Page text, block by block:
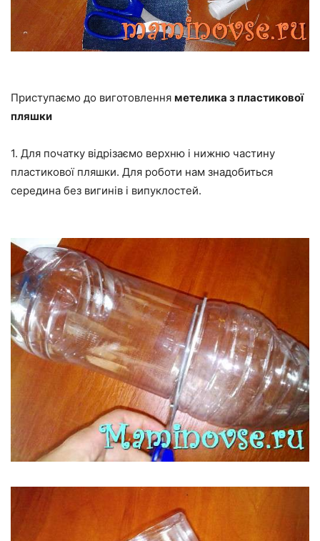
Приступаємо до виготовлення метелика з пластикової
пляшки
1. Для початку відрізаємо верхню і нижню частину
пластикової пляшки. Для роботи нам знадобиться
середина без вигинів і випуклостей.